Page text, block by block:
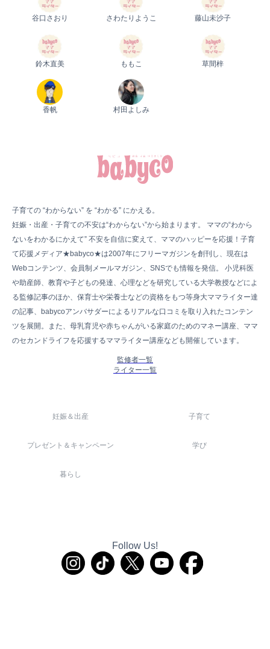
谷口さおり さわたりようこ 藤山未沙子
鈴木直美 ももこ 草間梓
香帆 村田よしみ
子育ての “わからない” を “わかる” にかえる。
妊娠・出産・子育ての不安は“わからない”から始まります。 ママの“わから
ないをわかるにかえて” 不安を自信に変えて、ママのハッピーを応援！子育
て応援メディア★babyco★は2007年にフリーマガジンを創刊し、現在は
Webコンテンツ、会員制メールマガジン、SNSでも情報を発信。 小児科医
や助産師、教育や子どもの発達、心理などを研究している大学教授などによ
る監修記事のほか、保育士や栄養士などの資格をもつ等身大ママライター達
の記事、babycoアンバサダーによるリアルな口コミを取り入れたコンテン
ツを展開。また、母乳育児や赤ちゃんがいる家庭のためのマネー講座、ママ
のセカンドライフを応援するママライター講座なども開催しています。
監修者一覧
ライター一覧
妊娠＆出産 子育て
プレゼント＆キャンペーン 学び
暮らし
Follow Us!